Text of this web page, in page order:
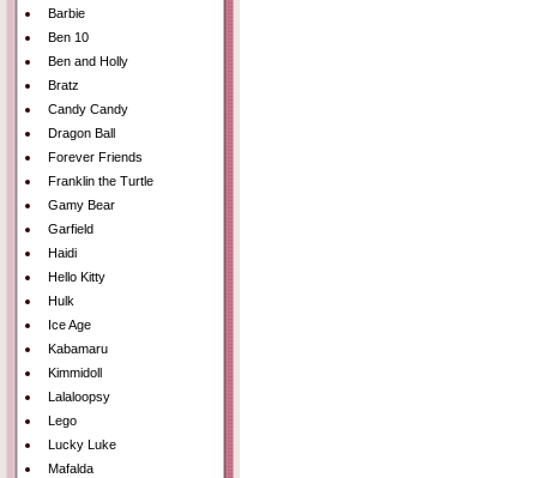
Barbie
Ben 10
Ben and Holly
Bratz
Candy Candy
Dragon Ball
Forever Friends
Franklin the Turtle
Gamy Bear
Garfield
Haidi
Hello Kitty
Hulk
Ice Age
Kabamaru
Kimmidoll
Lalaloopsy
Lego
Lucky Luke
Mafalda